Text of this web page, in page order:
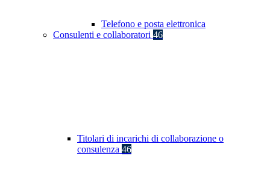
Telefono e posta elettronica
Consulenti e collaboratori 46
Titolari di incarichi di collaborazione o
consulenza 46